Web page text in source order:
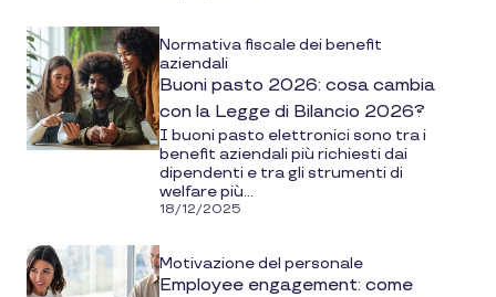
Normativa fiscale dei benefit
aziendali
Buoni pasto 2026: cosa cambia
con la Legge di Bilancio 2026?
I buoni pasto elettronici sono tra i
benefit aziendali più richiesti dai
dipendenti e tra gli strumenti di
welfare più...
18/12/2025
Motivazione del personale
Employee engagement: come